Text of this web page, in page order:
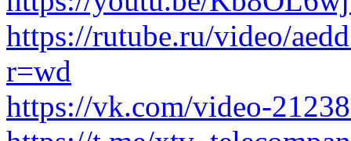
https://rutube.ru/video/
r=wd
https://vk.com/video-